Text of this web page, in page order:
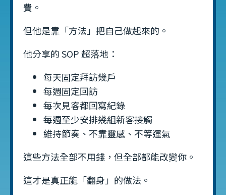
費。
但他是靠「方法」把自己做起來的。
他分享的 SOP 超落地：
每天固定拜訪幾戶
每週固定回訪
每次見客都回寫紀錄
每週至少安排幾組新客接觸
維持節奏、不靠靈感、不等運氣
這些方法全部不用錢，但全部都能改變你。
這才是真正能「翻身」的做法。